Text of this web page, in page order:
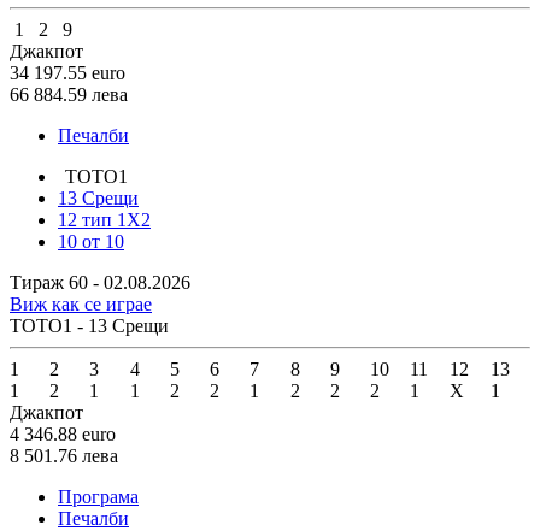
1 2
9
Джакпот
34 197.55 euro
66 884.59 лева
Печалби
ТОТО1
13 Срещи
12 тип 1X2
10 от 10
Тираж 60 - 02.08.2026
Виж как се играе
ТОТО1 - 13 Срещи
1
1
2
2
3
1
4
1
5
2
6
2
7
1
8
2
9
2
10
2
11
1
12
X
13
1
Джакпот
4 346.88 euro
8 501.76 лева
Програма
Печалби